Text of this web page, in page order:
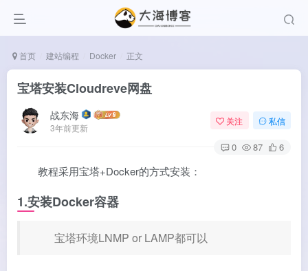
首页 建站编程 Docker 正文
宝塔安装Cloudreve网盘
战东海
3年前更新
关注 私信
0 87 6
教程采用宝塔+Docker的方式安装：
1.安装Docker容器
宝塔环境LNMP or LAMP都可以